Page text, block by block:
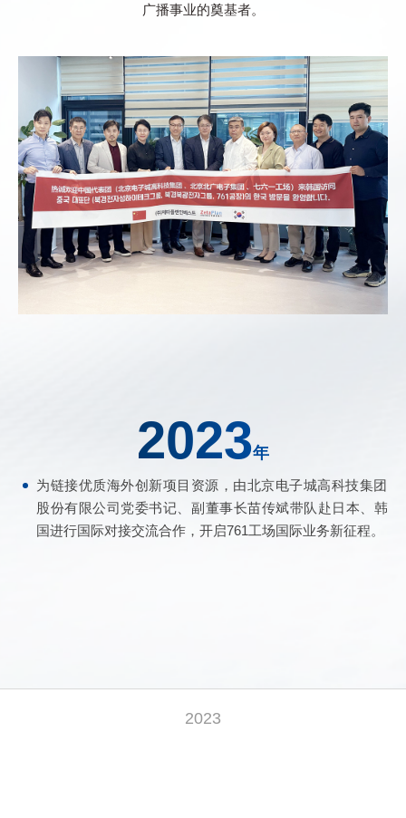
广播事业的奠基者。
2023年
为链接优质海外创新项目资源，由北京电子城高科技集团
股份有限公司党委书记、副董事长苗传斌带队赴日本、韩
国进行国际对接交流合作，开启761工场国际业务新征程。
2023